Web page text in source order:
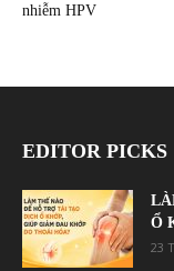
nhiễm HPV
EDITOR PICKS
Ổ
23